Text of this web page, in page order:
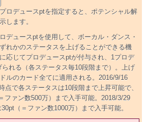
ロデュースptを指定すると、ポテンシャル解
します。
デュースptを使用して、ボーカル・ダンス・
れかのステータスを上げることができる機
応じてプロデュースptが付与され、1プロデ
れる（各ステータス毎10段階まで）。上げ
ルのカード全てに適用される。2016/9/16
点で各ステータスは10段階まで上昇可能で、
ファン数500万）まで入手可能。2018/3/29
（＝ファン数1000万）まで入手可能。